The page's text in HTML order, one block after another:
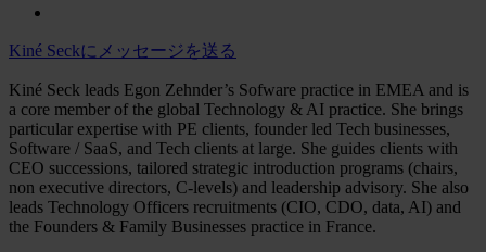
Kiné Seckにメッセージを送る
Kiné Seck leads Egon Zehnder’s Sofware practice in EMEA and is
a core member of the global Technology & AI practice. She brings
particular expertise with PE clients, founder led Tech businesses,
Software / SaaS, and Tech clients at large. She guides clients with
CEO successions, tailored strategic introduction programs (chairs,
non executive directors, C-levels) and leadership advisory. She also
leads Technology Officers recruitments (CIO, CDO, data, AI) and
the Founders & Family Businesses practice in France.